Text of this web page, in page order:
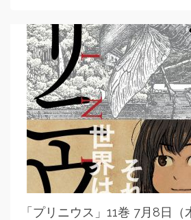
「プリニウス」11巻 7月8日（